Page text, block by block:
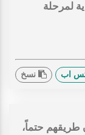
لمرحلة
اب نسخ
حتماً،